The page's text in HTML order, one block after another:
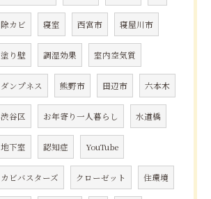
除カビ 寝室 西宮市 寝屋川市
塗り壁 調湿効果 室内空気質
ダンプネス 熊野市 田辺市 六本木
渋谷区 お年寄り一人暮らし 水道橋
地下室 認知症 YouTube
カビバスターズ クローゼット 住環境